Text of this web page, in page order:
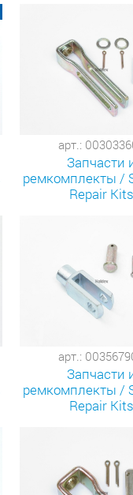
арт.:
Запчасти
ремкомплекты /
Repair Kits
арт.:
Запчасти
ремкомплекты /
Repair Kits